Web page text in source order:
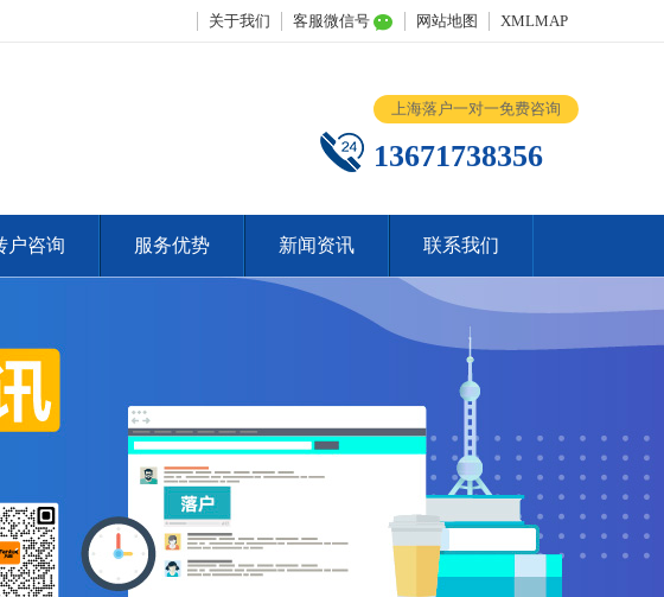
关于我们 客服微信号 网站地图 XMLMAP
上海落户一对一免费咨询
13671738356
户咨询 服务优势 新闻资讯 联系我们